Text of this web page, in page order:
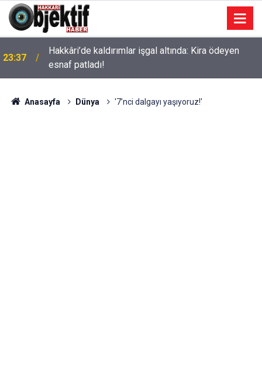
23:37
Hakkâri’de kaldırımlar işgal altında: Kira ödeyen
esnaf patladı!
Anasayfa Dünya '7’nci dalgayı yaşıyoruz!'